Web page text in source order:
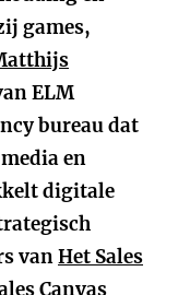
games,
ELM
bureau dat
en
digitale
vanHet Sales
Canvas